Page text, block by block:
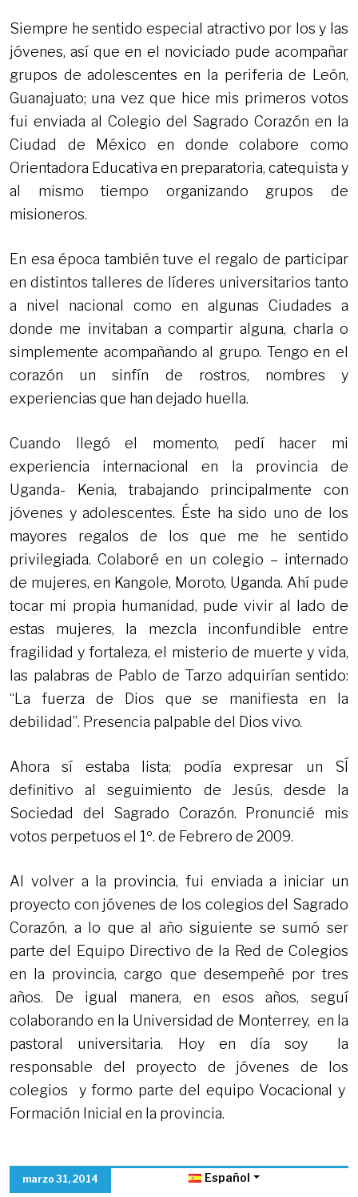
Siempre he sentido especial atractivo por los y las
jóvenes, así que en el noviciado pude acompañar
grupos de adolescentes en la periferia de León,
Guanajuato; una vez que hice mis primeros votos
fui enviada al Colegio del Sagrado Corazón en la
Ciudad de México en donde colabore como
Orientadora Educativa en preparatoria, catequista y
al mismo tiempo organizando grupos de
misioneros.
En esa época también tuve el regalo de participar
en distintos talleres de líderes universitarios tanto
a nivel nacional como en algunas Ciudades a
donde me invitaban a compartir alguna, charla o
simplemente acompañando al grupo. Tengo en el
corazón un sinfín de rostros, nombres y
experiencias que han dejado huella.
Cuando llegó el momento, pedí hacer mi
experiencia internacional en la provincia de
Uganda- Kenia, trabajando principalmente con
jóvenes y adolescentes. Éste ha sido uno de los
mayores regalos de los que me he sentido
privilegiada. Colaboré en un colegio – internado
de mujeres, en Kangole, Moroto, Uganda. Ahí pude
tocar mi propia humanidad, pude vivir al lado de
estas mujeres, la mezcla inconfundible entre
fragilidad y fortaleza, el misterio de muerte y vida,
las palabras de Pablo de Tarzo adquirían sentido:
“La fuerza de Dios que se manifiesta en la
debilidad”. Presencia palpable del Dios vivo.
Ahora sí estaba lista; podía expresar un SÍ
definitivo al seguimiento de Jesús, desde la
Sociedad del Sagrado Corazón. Pronuncié mis
votos perpetuos el 1º. de Febrero de 2009.
Al volver a la provincia, fui enviada a iniciar un
proyecto con jóvenes de los colegios del Sagrado
Corazón, a lo que al año siguiente se sumó ser
parte del Equipo Directivo de la Red de Colegios
en la provincia, cargo que desempeñé por tres
años. De igual manera, en esos años, seguí
colaborando en la Universidad de Monterrey, en la
pastoral universitaria. Hoy en día soy la
responsable del proyecto de jóvenes de los
colegios y formo parte del equipo Vocacional y
Formación Inicial en la provincia.
marzo 31, 2014 Español